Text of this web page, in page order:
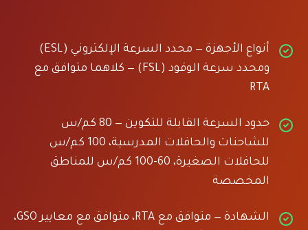
أنواع الأجهزة — محدد السرعة الإلكتروني (ESL)
ومحدد سرعة الوقود (FSL) — كلاهما متوافق مع
RTA
حدود السرعة القابلة للتكوين — 80 كم/س
للشاحنات والحافلات المدرسية، 100 كم/س
للحافلات الصغيرة، 60-100 كم/س للمناطق
المخصصة
الشهادة — متوافق مع RTA، متوافق مع معايير GSO،